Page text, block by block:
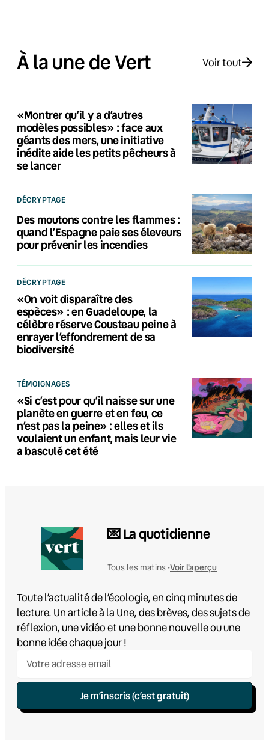
À la une de Vert Voir tout
«Montrer qu’il y a d’autres
modèles possibles» : face aux
géants des mers, une initiative
inédite aide les petits pêcheurs à
se lancer
DÉCRYPTAGE
Des moutons contre les flammes :
quand l’Espagne paie ses éleveurs
pour prévenir les incendies
DÉCRYPTAGE
«On voit disparaître des
espèces» : en Guadeloupe, la
célèbre réserve Cousteau peine à
enrayer l’effondrement de sa
biodiversité
TÉMOIGNAGES
«Si c’est pour qu’il naisse sur une
planète en guerre et en feu, ce
n’est pas la peine» : elles et ils
voulaient un enfant, mais leur vie
a basculé cet été
💌 La quotidienne
Tous les matins •Voir l'aperçu
Toute l’actualité de l’écologie, en cinq minutes de
lecture. Un article à la Une, des brèves, des sujets de
réflexion, une vidéo et une bonne nouvelle ou une
bonne idée chaque jour !
Je m’inscris (c’est gratuit)